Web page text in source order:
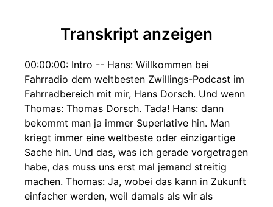
Transkript anzeigen
00:00:00: Intro -- Hans: Willkommen bei
Fahrradio dem weltbesten Zwillings-Podcast im
Fahrradbereich mit mir, Hans Dorsch. Und wenn
Thomas: Thomas Dorsch. Tada! Hans: dann
bekommt man ja immer Superlative hin. Man
kriegt immer eine weltbeste oder einzigartige
Sache hin. Und das, was ich gerade vorgetragen
habe, das muss uns erst mal jemand streitig
machen. Thomas: Ja, wobei das kann in Zukunft
einfacher werden, weil damals als wir als